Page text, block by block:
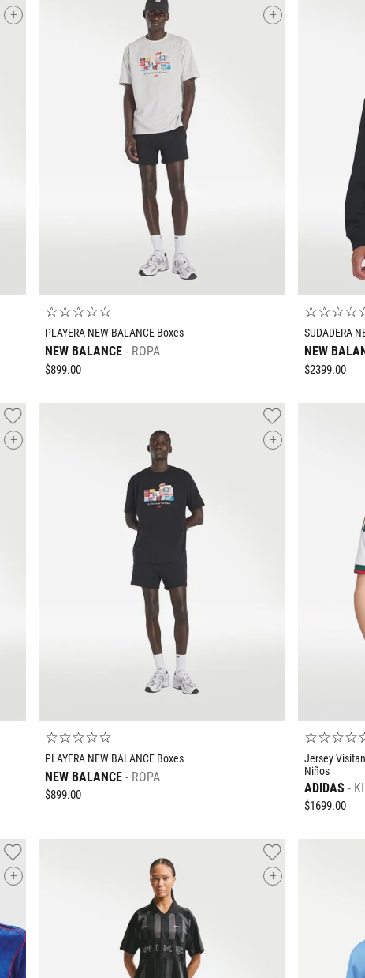
Tallas Ropa
M
AGREGAR AL CARRITO
CH
+ +
Tallas Ropa
M
AGREGAR AL CARRITO
☆☆☆☆☆
PLAYERA NEW BALANCE Boxes
NEW BALANCE ROPA
$899.00
CH
☆☆☆☆
SUDADERA
NEW
$2399.00
+ +
Tallas Ropa
☆☆☆☆☆
PLAYERA NEW BALANCE Boxes
NEW BALANCE ROPA
$899.00
☆☆☆☆
Jersey
Niños
ADIDAS
$1699.00
+ +